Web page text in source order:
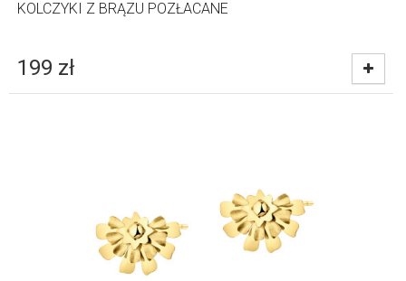
KOLCZYKI Z BRĄZU POZŁACANE
199 zł